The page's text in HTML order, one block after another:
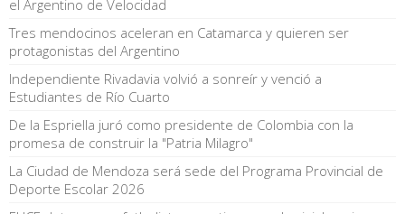
el Argentino de Velocidad
Tres mendocinos aceleran en Catamarca y quieren ser
protagonistas del Argentino
Independiente Rivadavia volvió a sonreír y venció a
Estudiantes de Río Cuarto
De la Espriella juró como presidente de Colombia con la
promesa de construir la "Patria Milagro"
La Ciudad de Mendoza será sede del Programa Provincial de
Deporte Escolar 2026